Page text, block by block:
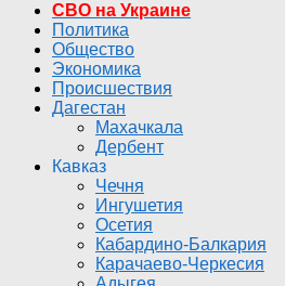
СВО на Украине
Политика
Общество
Экономика
Происшествия
Дагестан
Махачкала
Дербент
Кавказ
Чечня
Ингушетия
Осетия
Кабардино-Балкария
Карачаево-Черкесия